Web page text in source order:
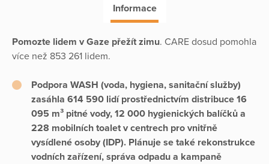
Informace
Pomozte lidem v Gaze přežít zimu. CARE dosud pomohla
více než 853 261 lidem.
Podpora WASH (voda, hygiena, sanitační služby)
zasáhla 614 590 lidí prostřednictvím distribuce 16
095 m³ pitné vody, 12 000 hygienických balíčků a
228 mobilních toalet v centrech pro vnitřně
vysídlené osoby (IDP). Plánuje se také rekonstrukce
vodních zařízení, správa odpadu a kampaně